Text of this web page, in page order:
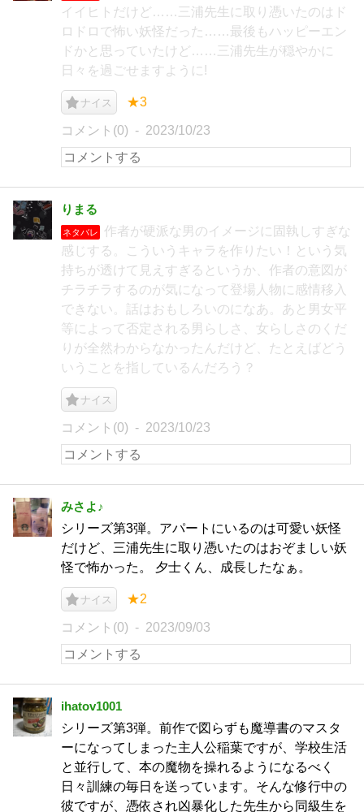
イイヒトだけど……三浦先生に取り憑いたのはド
ロドロで怖い妖怪だった……最後もハッピーエン
ドかと思っていたけど……三浦先生が穏やかに
日々を過ごせますように!
ナイス ★3
コメント(0) 2023/10/23
りまる
ネタバレ
作者が硬派な男のイメージに固執しすぎな
感じする。こういうキャラを作りたい！という気
持ちが透けて見えすぎるというか、作者の意図が
チラチラするのが気になって登場人物に感情移入
できない。話はおもしろいのになあ。あと男女平
等によって否定される男らしさ、女らしさのくだ
りが全然わからなかったんだけど、たとえばどう
いうことを指しているんだろう？
ナイス
コメント(0) 2023/10/23
みさよ♪
シリーズ第3弾。アパートにいるのは可愛い妖怪
だけど、三浦先生に取り憑いたのはおぞましい妖
怪で怖かった。 夕士くん、成長したなぁ。
ナイス ★2
コメント(0) 2023/09/03
ihatov1001
シリーズ第3弾。前作で図らずも魔導書のマスタ
ーになってしまった主人公稲葉ですが、学校生活
と並行して、本の魔物を操れるようになるべく
日々訓練の毎日を送っています。そんな修行中の
彼ですが、憑依され凶暴化した先生から同級生を